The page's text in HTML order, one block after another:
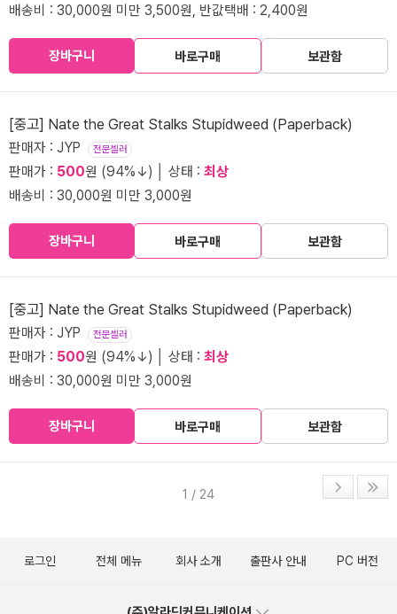
배송비 : 30,000원 미만 3,500원, 반값택배 : 2,400원
장바구니 바로구매 보관함
[중고] Nate the Great Stalks Stupidweed (Paperback)
판매자 : JYP 전문셀러
판매가 : 500원 (94%↓) │ 상태 : 최상
배송비 : 30,000원 미만 3,000원
장바구니 바로구매 보관함
[중고] Nate the Great Stalks Stupidweed (Paperback)
판매자 : JYP 전문셀러
판매가 : 500원 (94%↓) │ 상태 : 최상
배송비 : 30,000원 미만 3,000원
장바구니 바로구매 보관함
1 / 24
로그인 전체 메뉴 회사 소개 출판사 안내 PC 버전